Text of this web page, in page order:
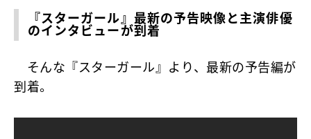
『スターガール』最新の予告映像と主演俳優
のインタビューが到着
そんな『スターガール』より、最新の予告編が
到着。